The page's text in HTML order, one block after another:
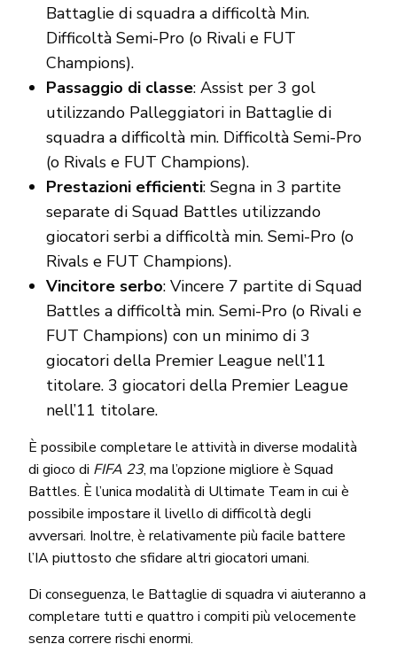
Battaglie di squadra a difficoltà Min.
Difficoltà Semi-Pro (o Rivali e FUT
Champions).
Passaggio di classe: Assist per 3 gol
utilizzando Palleggiatori in Battaglie di
squadra a difficoltà min. Difficoltà Semi-Pro
(o Rivals e FUT Champions).
Prestazioni efficienti: Segna in 3 partite
separate di Squad Battles utilizzando
giocatori serbi a difficoltà min. Semi-Pro (o
Rivals e FUT Champions).
Vincitore serbo: Vincere 7 partite di Squad
Battles a difficoltà min. Semi-Pro (o Rivali e
FUT Champions) con un minimo di 3
giocatori della Premier League nell’11
titolare. 3 giocatori della Premier League
nell’11 titolare.
È possibile completare le attività in diverse modalità
di gioco di FIFA 23, ma l’opzione migliore è Squad
Battles. È l’unica modalità di Ultimate Team in cui è
possibile impostare il livello di difficoltà degli
avversari. Inoltre, è relativamente più facile battere
l’IA piuttosto che sfidare altri giocatori umani.
Di conseguenza, le Battaglie di squadra vi aiuteranno a
completare tutti e quattro i compiti più velocemente
senza correre rischi enormi.